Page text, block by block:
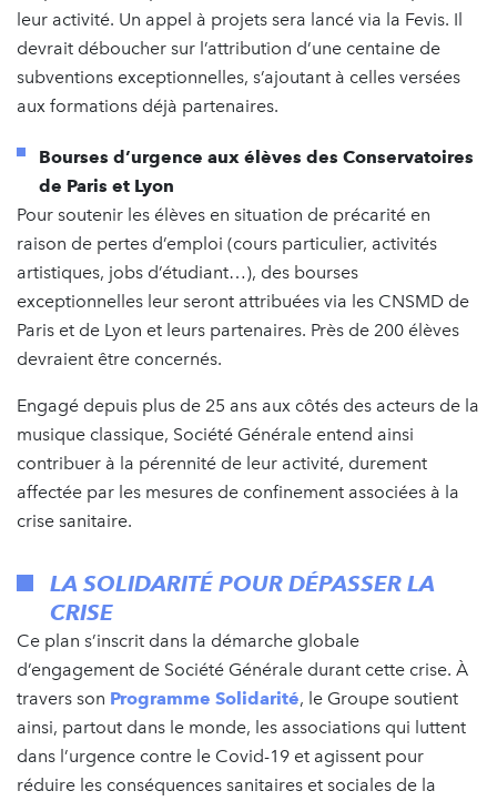
leur activité. Un appel à projets sera lancé via la Fevis. Il
devrait déboucher sur l’attribution d’une centaine de
subventions exceptionnelles, s’ajoutant à celles versées
aux formations déjà partenaires.
Bourses d’urgence aux élèves des Conservatoires
de Paris et Lyon
Pour soutenir les élèves en situation de précarité en
raison de pertes d’emploi (cours particulier, activités
artistiques, jobs d’étudiant…), des bourses
exceptionnelles leur seront attribuées via les CNSMD de
Paris et de Lyon et leurs partenaires. Près de 200 élèves
devraient être concernés.
Engagé depuis plus de 25 ans aux côtés des acteurs de la
musique classique, Société Générale entend ainsi
contribuer à la pérennité de leur activité, durement
affectée par les mesures de confinement associées à la
crise sanitaire.
LA SOLIDARITÉ POUR DÉPASSER LA
CRISE
Ce plan s’inscrit dans la démarche globale
d’engagement de Société Générale durant cette crise. À
travers son Programme Solidarité, le Groupe soutient
ainsi, partout dans le monde, les associations qui luttent
dans l’urgence contre le Covid-19 et agissent pour
réduire les conséquences sanitaires et sociales de la